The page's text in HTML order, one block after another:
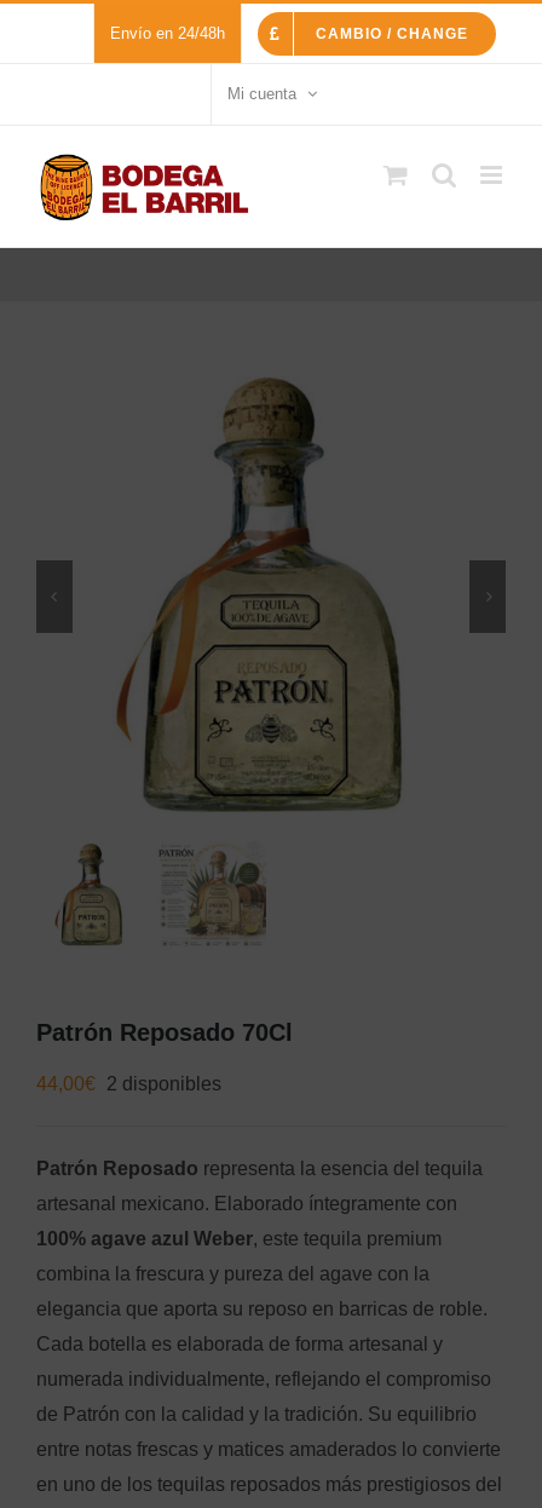
Envío en 24/48h CAMBIO / CHANGE
Mi cuenta
Patrón Reposado 70Cl
44,00€ 2 disponibles
Patrón Reposado representa la esencia del tequila
artesanal mexicano. Elaborado íntegramente con
100% agave azul Weber, este tequila premium
combina la frescura y pureza del agave con la
elegancia que aporta su reposo en barricas de roble.
Cada botella es elaborada de forma artesanal y
numerada individualmente, reflejando el compromiso
de Patrón con la calidad y la tradición. Su equilibrio
entre notas frescas y matices amaderados lo convierte
en uno de los tequilas reposados más prestigiosos del